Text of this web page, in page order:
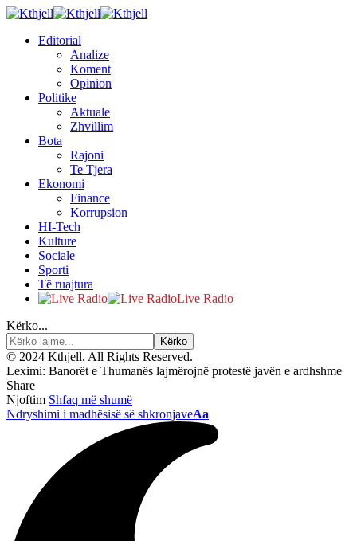
Editorial
Analize
Koment
Opinion
Politike
Aktuale
Zhvillim
Bota
Rajoni
Te Tjera
Ekonomi
Finance
Korrupsion
HI-Tech
Kulture
Sociale
Sporti
Të ruajtura
Live Radio
Kërko...
© 2024 Kthjell. All Rights Reserved.
Leximi: Banorët e Thumanës lajmërojnë protestë javën e ardhshme
Share
Njoftim Shfaq më shumë
Ndryshimi i madhësisë së shkronjaveAa